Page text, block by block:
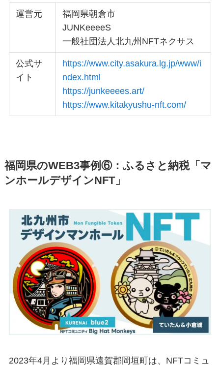
運営元
福岡県朝倉市
JUNKeeeeS
一般社団法人北九州NFTネクサス
公式サ
イト
https://www.city.asakura.lg.jp/www/i
ndex.html
https://junkeeees.art/
https://www.kitakyushu-nft.com/
福岡県のWEB3事例⑥：ふるさと納税「マ
ンホールデザインNFT」
2023年4月より福岡県遠賀郡岡垣町は、NFTコミュ